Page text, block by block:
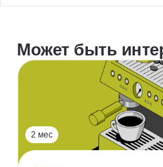
Может быть
2 мес